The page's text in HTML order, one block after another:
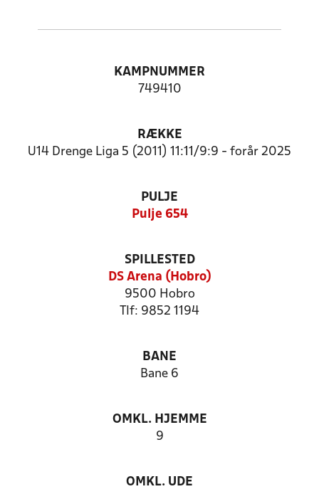
KAMPNUMMER
749410
RÆKKE
U14 Drenge Liga 5 (2011) 11:11/9:9 - forår 2025
PULJE
Pulje 654
SPILLESTED
DS Arena (Hobro)
9500 Hobro
Tlf: 9852 1194
BANE
Bane 6
OMKL. HJEMME
9
OMKL. UDE